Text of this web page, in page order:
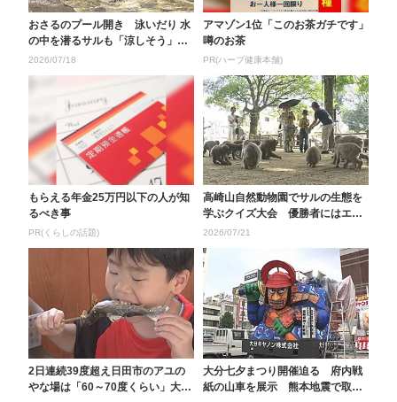
おさるのプール開き 泳いだり 水
の中を潜るサルも「涼しそう」大
分市高崎山自然動物...
2026/07/18
アマゾン1位「このお茶ガチです」
噂のお茶
PR(ハーブ健康本舗)
もらえる年金25万円以下の人が知
るべき事
PR(くらしの話題)
高崎山自然動物園でサルの生態を
学ぶクイズ大会 優勝者にはエサ
やり体験 8月31日...
2026/07/21
2日連続39度超え日田市のアユの
やな場は「60～70度くらい」大分
大分七夕まつり開催迫る 府内戦
紙の山車を展示 熊本地震で取り